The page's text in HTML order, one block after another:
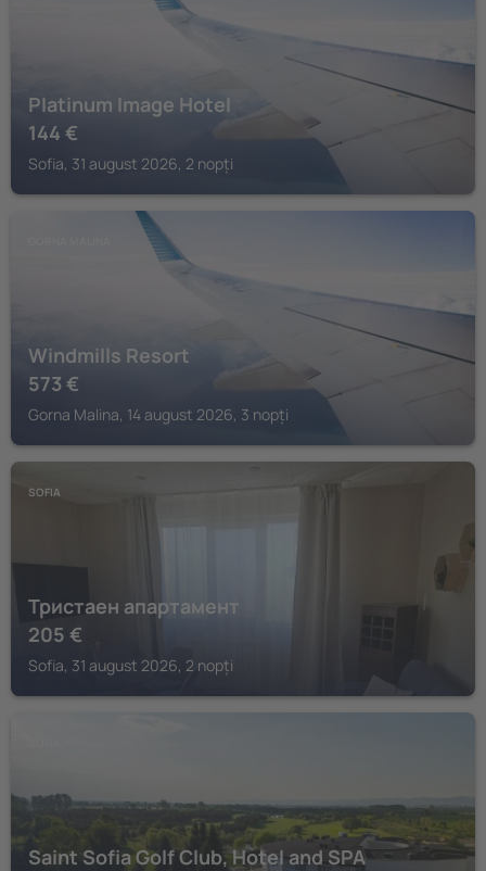
Platinum Image Hotel
144 €
Sofia, 31 august 2026, 2 nopți
Windmills Resort
573 €
Gorna Malina, 14 august 2026, 3 nopți
SOFIA
Тристаен апартамент
205 €
Sofia, 31 august 2026, 2 nopți
Saint Sofia Golf Club, Hotel and SPA